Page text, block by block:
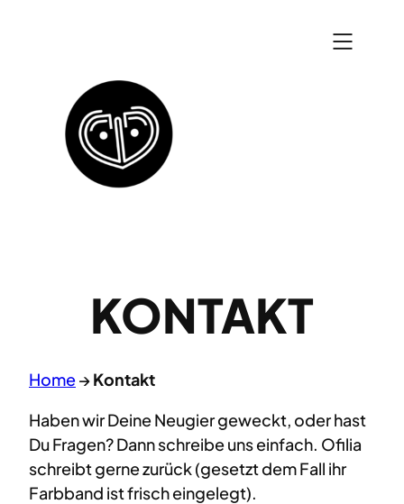
KONTAKT
Home→Kontakt
Haben wir Deine Neugier geweckt, oder hast
Du Fragen? Dann schreibe uns einfach. Ofilia
schreibt gerne zurück (gesetzt dem Fall ihr
Farbband ist frisch eingelegt).